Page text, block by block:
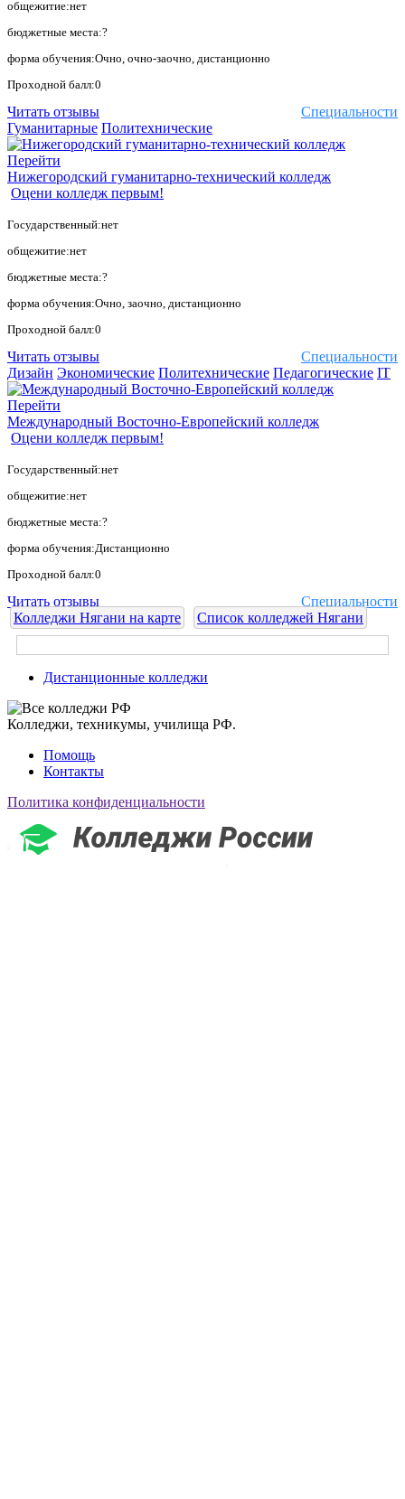
общежитие:нет
бюджетные места:?
форма обучения:Очно, очно-заочно, дистанционно
Проходной балл:0
Специальности
Читать отзывы
Гуманитарные Политехнические
Перейти
Нижегородский гуманитарно-технический колледж
Оцени колледж первым!
Государственный:нет
общежитие:нет
бюджетные места:?
форма обучения:Очно, заочно, дистанционно
Проходной балл:0
Специальности
Читать отзывы
Дизайн Экономические Политехнические Педагогические IT
Перейти
Международный Восточно-Европейский колледж
Оцени колледж первым!
Государственный:нет
общежитие:нет
бюджетные места:?
форма обучения:Дистанционно
Проходной балл:0
Специальности
Читать отзывы
Колледжи Нягани на карте
Список колледжей Нягани
Дистанционные колледжи
Колледжи, техникумы, училища РФ.
Помощь
Контакты
Политика конфиденциальности